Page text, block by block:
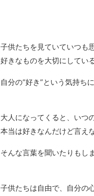
子供たちを見ていていつも
好きなものを大切にしてい
自分の“好き”という気持ち
大人になってくると、いつ
本当は好きなんだけど言え
そんな言葉を聞いたりもしま
子供たちは自由で、自分の